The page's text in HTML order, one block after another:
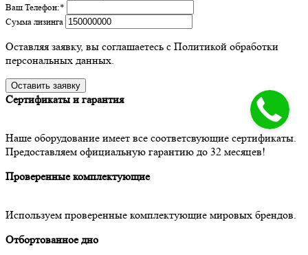
Ваш Телефон:*
Сумма лизинга
Оставляя заявку, вы соглашаетесь с Политикой обработки
персональных данных.
Сертификаты и гарантия
Наше оборудование имеет все соответсвующие сертификаты.
Предоставляем официальную гарантию до 32 месяцев!
Проверенные комплектующие
Используем проверенные комплектующие мировых брендов.
Отбортованное дно